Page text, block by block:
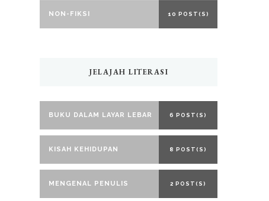
NON-FIKSI 10 POST(S)
JELAJAH LITERASI
BUKU DALAM LAYAR LEBAR 6 POST(S)
KISAH KEHIDUPAN 8 POST(S)
MENGENAL PENULIS 2 POST(S)